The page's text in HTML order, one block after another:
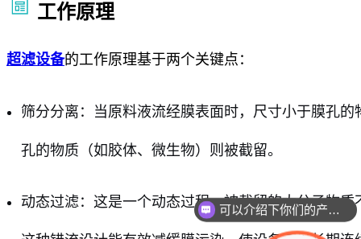
工作原理
超滤设备的工作原理基于两个关键点：
筛分分离：当原料液流经膜表面时，尺寸小于膜孔
孔的物质（如胶体、微生物）则被截留。
动态过滤：这是一个动态过程，被截留的大分子物
可以介绍下你们的产品么